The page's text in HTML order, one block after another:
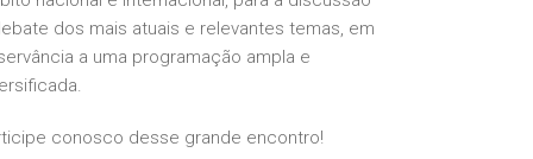
dos mais atuais e relevantes temas, em
a uma programação ampla e
conosco desse grande encontro!